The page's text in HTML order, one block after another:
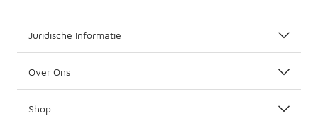
Juridische Informatie
Over Ons
Shop